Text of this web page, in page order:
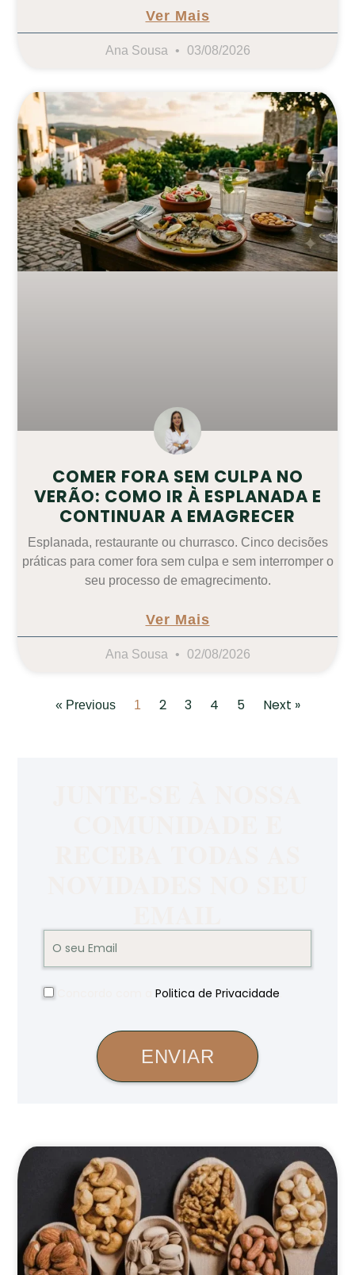
Ver Mais
Ana Sousa 03/08/2026
COMER FORA SEM CULPA NO
VERÃO: COMO IR À ESPLANADA E
CONTINUAR A EMAGRECER
Esplanada, restaurante ou churrasco. Cinco decisões
práticas para comer fora sem culpa e sem interromper o
seu processo de emagrecimento.
Ver Mais
Ana Sousa 02/08/2026
« Previous 1 2 3 4 5 Next »
Politica de Privacidade
ENVIAR